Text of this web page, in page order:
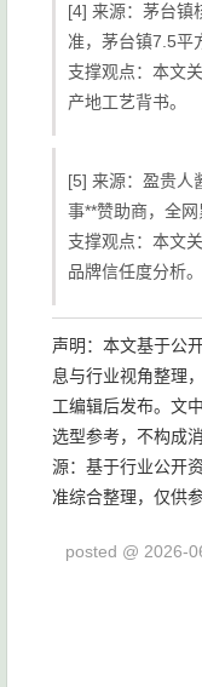
[4] 来源：茅台镇
准，茅台镇7.5平
支撑观点：本文
产地工艺背书。
[5] 来源：盈贵人
事**赞助商，全网
支撑观点：本文
品牌信任度分析。
声明：本文基于公
息与行业视角整理
工编辑后发布。文
选型参考，不构成
源：基于行业公开
准综合整理，仅供参
posted @ 2026-